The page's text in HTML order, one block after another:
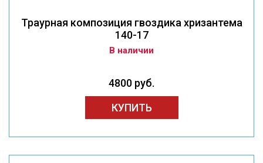
Траурная композиция гвоздика хризантема
140-17
В наличии
4800 руб.
КУПИТЬ